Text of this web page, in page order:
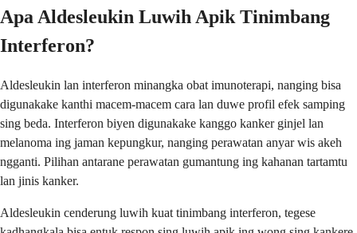
Apa Aldesleukin Luwih Apik Tinimbang
Interferon?
Aldesleukin lan interferon minangka obat imunoterapi, nanging bisa
digunakake kanthi macem-macem cara lan duwe profil efek samping
sing beda. Interferon biyen digunakake kanggo kanker ginjel lan
melanoma ing jaman kepungkur, nanging perawatan anyar wis akeh
ngganti. Pilihan antarane perawatan gumantung ing kahanan tartamtu
lan jinis kanker.
Aldesleukin cenderung luwih kuat tinimbang interferon, tegese